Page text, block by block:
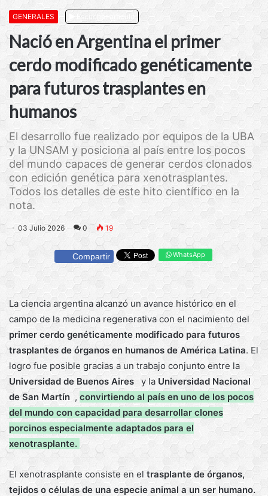
GENERALES Escuchar artículo
Nació en Argentina el primer
cerdo modificado genéticamente
para futuros trasplantes en
humanos
El desarrollo fue realizado por equipos de la UBA
y la UNSAM y posiciona al país entre los pocos
del mundo capaces de generar cerdos clonados
con edición genética para xenotrasplantes.
Todos los detalles de este hito científico en la
nota.
03 Julio 2026 0 19
Compartir WhatsApp
La ciencia argentina alcanzó un avance histórico en el
campo de la medicina regenerativa con el nacimiento del
primer cerdo genéticamente modificado para futuros
trasplantes de órganos en humanos de América Latina. El
logro fue posible gracias a un trabajo conjunto entre la
Universidad de Buenos Aires
y la Universidad Nacional
de San Martín ,convirtiendo al país en uno de los pocos
del mundo con capacidad para desarrollar clones
porcinos especialmente adaptados para el
xenotrasplante.
El xenotrasplante consiste en eltrasplante de órganos,
tejidos o células de una especie animal a un ser humano.